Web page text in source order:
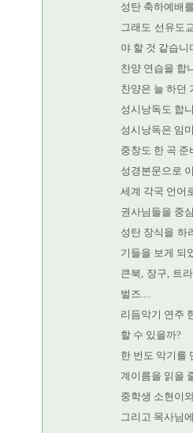
성탄 축하예배
그래도 선유도
야 할 것 같습니
찬양 연습을 합
찬양은 늘 하던
성시낭독도 합
성시낭독은 임
중창도 한 곡 준
성경본문으로
세계 각국 언어
권사님들을 중
성탄 장식을 하
기들을 보게 되
큰북, 장구, 트
벌즈....
리듬악기 연주
할 수 있을까?
한 번도 악기를
계이름을 읽을
중학생 소현이
그리고 목사님